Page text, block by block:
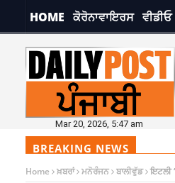
HOME ਕੋਰੋਨਾਵਾਇਰਸ ਵੀਡੀਓ
Mar 20, 2026, 5:47 am
BREAKING NEWS
Home ਖ਼ਬਰਾਂ ਮਨੋਰੰਜਨ ਬਾਲੀਵੁੱਡ ਇਟਲੀ